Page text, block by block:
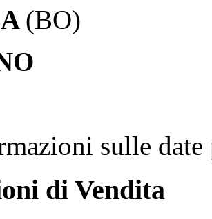
(BO)
sulle
di Vendita